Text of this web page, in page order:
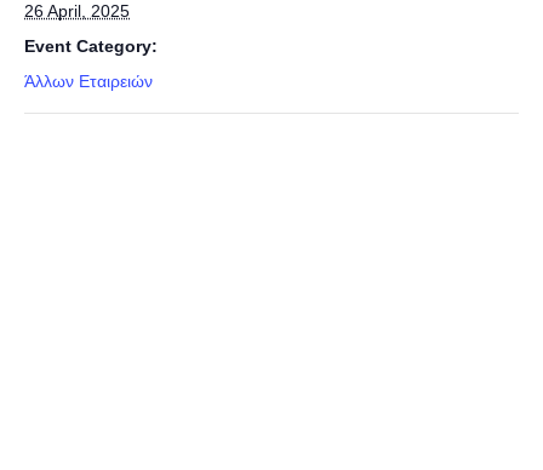
26 April, 2025
Event Category:
Άλλων Εταιρειών